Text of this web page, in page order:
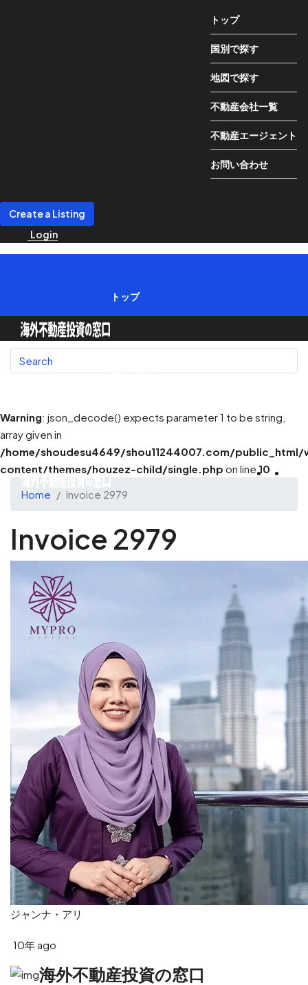
トップ
国別で探す
地図で探す
不動産会社一覧
不動産エージェント
お問い合わせ
Create a Listing
Login
トップ
お問い合わせ
Warning: json_decode() expects parameter 1 to be string,
array given in
/home/shoudesu4649/shou11244007.com/
content/themes/houzez-child/single.php on line 10
Home
Invoice 2979
Invoice 2979
ジャンナ・アリ
10年 ago
海外不動産投資の窓口